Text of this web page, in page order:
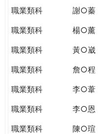
職業類科
謝○蓁
職業類科
楊○薰
職業類科
黃○崴
職業類科
詹○程
職業類科
李○葦
職業類科
李○恩
職業類科
陳○瑄